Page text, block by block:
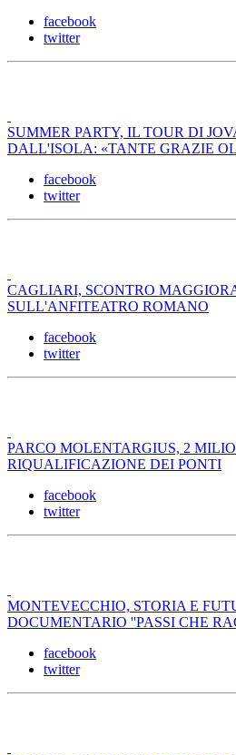
facebook
twitter
SUMMER PARTY, IL TOUR DI
DALL'ISOLA: «TANTE GRAZIE
facebook
twitter
CAGLIARI, SCONTRO
SULL'ANFITEATRO ROMANO
facebook
twitter
PARCO MOLENTARGIUS, 2
RIQUALIFICAZIONE DEI PONTI
facebook
twitter
MONTEVECCHIO, STORIA E
DOCUMENTARIO ''PASSI CHE
facebook
twitter